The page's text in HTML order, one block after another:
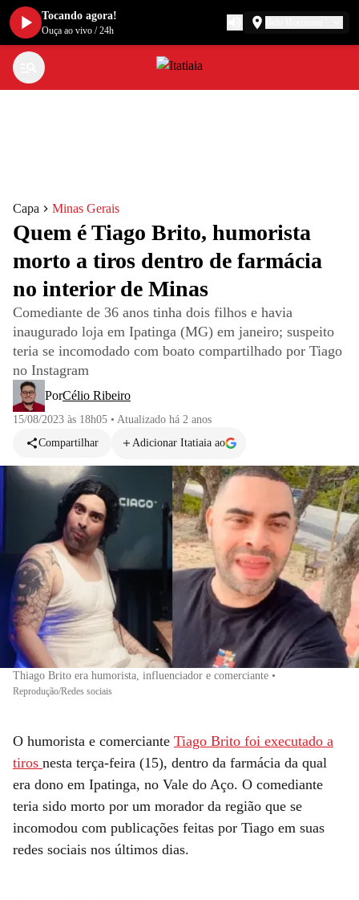
Capa Minas Gerais
Quem é Tiago Brito, humorista
morto a tiros dentro de farmácia
no interior de Minas
Comediante de 36 anos tinha dois filhos e havia
inaugurado loja em Ipatinga (MG) em janeiro; suspeito
teria se incomodado com boato compartilhado por Tiago
no Instagram
PorCélio Ribeiro
15/08/2023 às 18h05 • Atualizado há 2 anos
Compartilhar
Adicionar Itatiaia ao
Thiago Brito era humorista, influenciador e comerciante •
Reprodução/Redes sociais
O humorista e comerciante Tiago Brito foi executado a
tiros nesta terça-feira (15), dentro da farmácia da qual
era dono em Ipatinga, no Vale do Aço. O comediante
teria sido morto por um morador da região que se
incomodou com publicações feitas por Tiago em suas
redes sociais nos últimos dias.
Tocando agora!
Ouça ao vivo /24h